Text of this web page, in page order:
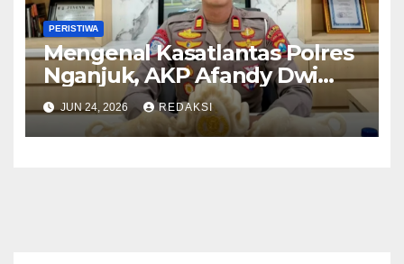
PERISTIWA
Mengenal Kasatlantas Polres
Nganjuk, AKP Afandy Dwi
Takdir
JUN 24, 2026 REDAKSI